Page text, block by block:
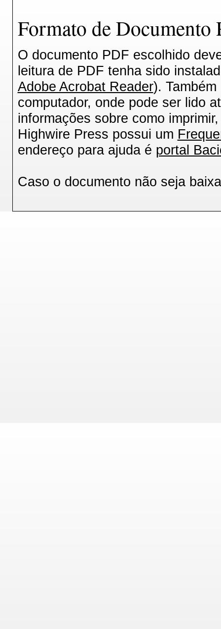
Formato de
O documento PDF escolhido
leitura de PDF tenha sido
Adobe Acrobat Reader).
computador, onde pode ser lido
informações sobre como
Highwire Press possui um
endereço para ajuda é portal
Caso o documento não seja